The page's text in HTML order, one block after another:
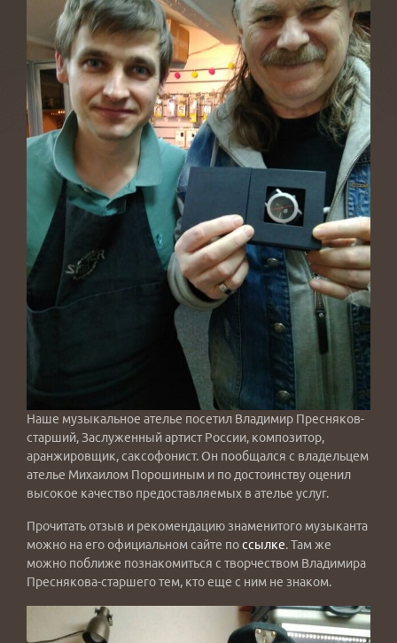
Наше музыкальное ателье посетил Владимир Пресняков-
старший, Заслуженный артист России, композитор,
аранжировщик, саксофонист. Он пообщался с владельцем
ателье Михаилом Порошиным и по достоинству оценил
высокое качество предоставляемых в ателье услуг.
Прочитать отзыв и рекомендацию знаменитого музыканта
можно на его официальном сайте поссылке. Там же
можно поближе познакомиться с творчеством Владимира
Преснякова-старшего тем, кто еще с ним не знаком.